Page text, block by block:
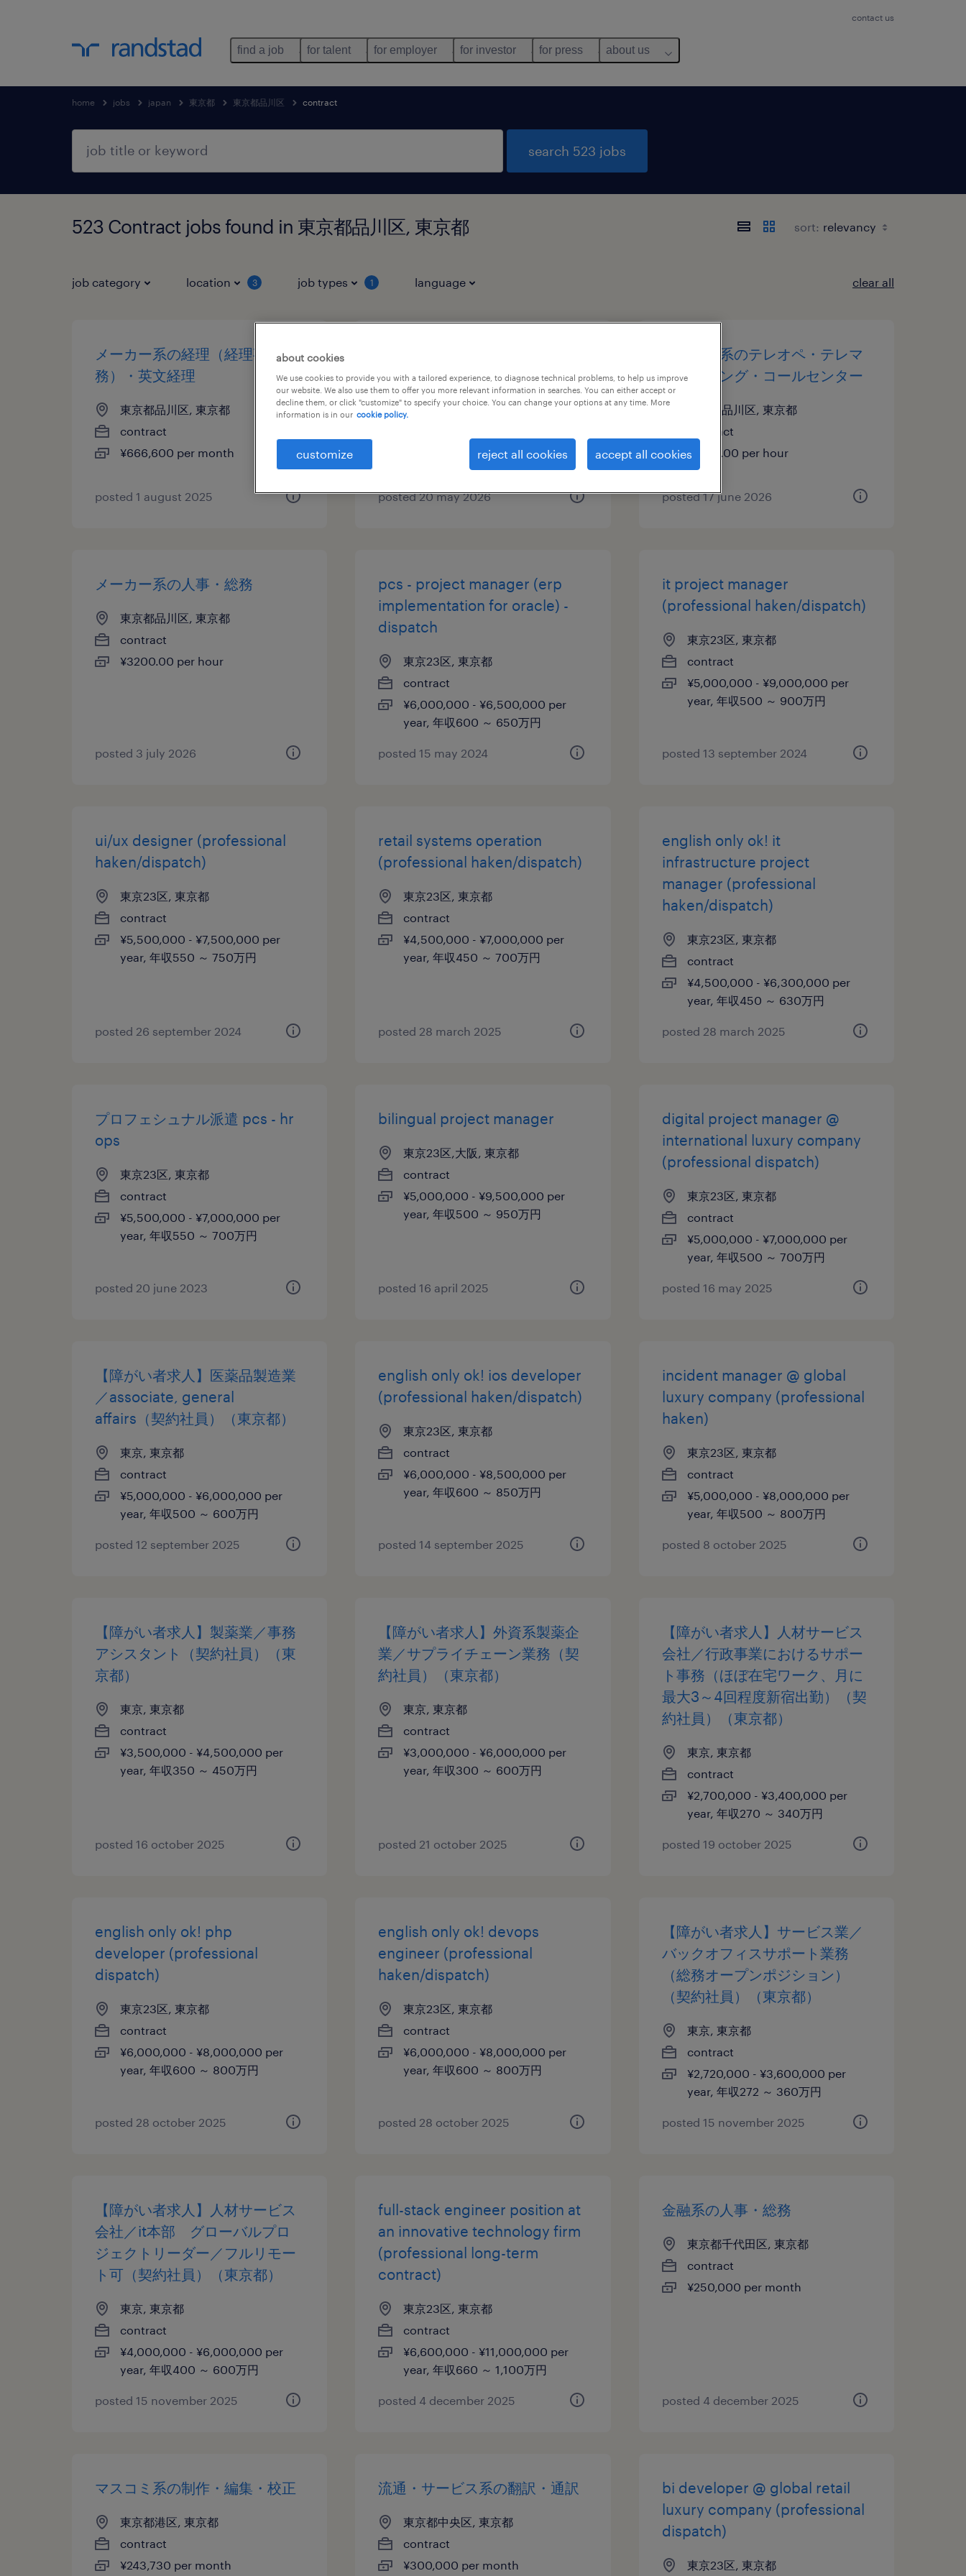
contact us
find a job for talent for employer for investor for press about us
home jobs japan 東京都 東京都品川区 contract
search 523 jobs
523 Contract jobs found in 東京都品川区, 東京都 sort:
job category location 3 job types 1 language clear all
メーカー系の経理（経理事
務）・英文経理
東京都品川区, 東京都
contract
¥666,600 per month
posted 1 august 2025
業事務
東京都品川区, 東京都
¥220,000 per month
posted 20 may 2026
メーカー系のテレオペ・テレマ
ーケティング・コールセンター
東京都品川区, 東京都
contract
¥1580.00 per hour
posted 17 june 2026
メーカー系の人事・総務
東京都品川区, 東京都
contract
¥3200.00 per hour
posted 3 july 2026
pcs - project manager (erp
implementation for oracle) -
dispatch
東京23区, 東京都
contract
¥6,000,000 - ¥6,500,000 per
year, 年収600 ～ 650万円
posted 15 may 2024
it project manager
(professional haken/dispatch)
東京23区, 東京都
contract
¥5,000,000 - ¥9,000,000 per
year, 年収500 ～ 900万円
posted 13 september 2024
ui/ux designer (professional
haken/dispatch)
東京23区, 東京都
contract
¥5,500,000 - ¥7,500,000 per
year, 年収550 ～ 750万円
posted 26 september 2024
retail systems operation
(professional haken/dispatch)
東京23区, 東京都
contract
¥4,500,000 - ¥7,000,000 per
year, 年収450 ～ 700万円
posted 28 march 2025
english only ok! it
infrastructure project
manager (professional
haken/dispatch)
東京23区, 東京都
contract
¥4,500,000 - ¥6,300,000 per
year, 年収450 ～ 630万円
posted 28 march 2025
プロフェシュナル派遣 pcs - hr
ops
東京23区, 東京都
contract
¥5,500,000 - ¥7,000,000 per
year, 年収550 ～ 700万円
posted 20 june 2023
bilingual project manager
東京23区,大阪, 東京都
contract
¥5,000,000 - ¥9,500,000 per
year, 年収500 ～ 950万円
posted 16 april 2025
digital project manager @
international luxury company
(professional dispatch)
東京23区, 東京都
contract
¥5,000,000 - ¥7,000,000 per
year, 年収500 ～ 700万円
posted 16 may 2025
【障がい者求人】医薬品製造業
／associate, general
affairs（契約社員）（東京都）
東京, 東京都
contract
¥5,000,000 - ¥6,000,000 per
year, 年収500 ～ 600万円
posted 12 september 2025
english only ok! ios developer
(professional haken/dispatch)
東京23区, 東京都
contract
¥6,000,000 - ¥8,500,000 per
year, 年収600 ～ 850万円
posted 14 september 2025
incident manager @ global
luxury company (professional
haken)
東京23区, 東京都
contract
¥5,000,000 - ¥8,000,000 per
year, 年収500 ～ 800万円
posted 8 october 2025
【障がい者求人】製薬業／事務
アシスタント（契約社員）（東
京都）
東京, 東京都
contract
¥3,500,000 - ¥4,500,000 per
year, 年収350 ～ 450万円
posted 16 october 2025
【障がい者求人】外資系製薬企
業／サプライチェーン業務（契
約社員）（東京都）
東京, 東京都
contract
¥3,000,000 - ¥6,000,000 per
year, 年収300 ～ 600万円
posted 21 october 2025
【障がい者求人】人材サービス
会社／行政事業におけるサポー
ト事務（ほぼ在宅ワーク、月に
最大3～4回程度新宿出勤）（契
約社員）（東京都）
東京, 東京都
contract
¥2,700,000 - ¥3,400,000 per
year, 年収270 ～ 340万円
posted 19 october 2025
english only ok! php
developer (professional
dispatch)
東京23区, 東京都
contract
¥6,000,000 - ¥8,000,000 per
year, 年収600 ～ 800万円
posted 28 october 2025
english only ok! devops
engineer (professional
haken/dispatch)
東京23区, 東京都
contract
¥6,000,000 - ¥8,000,000 per
year, 年収600 ～ 800万円
posted 28 october 2025
【障がい者求人】サービス業／
バックオフィスサポート業務
（総務オープンポジション）
（契約社員）（東京都）
東京, 東京都
contract
¥2,720,000 - ¥3,600,000 per
year, 年収272 ～ 360万円
posted 15 november 2025
【障がい者求人】人材サービス
会社／it本部 グローバルプロ
ジェクトリーダー／フルリモー
ト可（契約社員）（東京都）
東京, 東京都
contract
¥4,000,000 - ¥6,000,000 per
year, 年収400 ～ 600万円
posted 15 november 2025
full-stack engineer position at
an innovative technology firm
(professional long-term
contract)
東京23区, 東京都
contract
¥6,600,000 - ¥11,000,000 per
year, 年収660 ～ 1,100万円
posted 4 december 2025
金融系の人事・総務
東京都千代田区, 東京都
contract
¥250,000 per month
posted 4 december 2025
マスコミ系の制作・編集・校正
東京都港区, 東京都
contract
¥243,730 per month
流通・サービス系の翻訳・通訳
東京都中央区, 東京都
contract
¥300,000 per month
bi developer @ global retail
luxury company (professional
dispatch)
東京23区, 東京都
about cookies
We use cookies to provide you with a tailored experience, to diagnose technical problems, to help us improve
our website. We also use them to offer you more relevant information in searches. You can either accept or
decline them, or click "customize" to specify your choice. You can change your options at any time. More
information is in our cookie policy.
customize reject all cookies accept all cookies